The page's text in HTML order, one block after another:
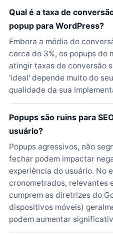
Qual é a taxa de
popup para WordPress?
Embora a média de
cerca de 3%, os popups de
atingir taxas de conversão
'ideal' depende muito do
qualidade da sua
Popups são ruins para
usuário?
Popups agressivos, não
fechar podem impactar
experiência do usuário. No
cronometrados, relevantes
cumprem as diretrizes do
dispositivos móveis)
podem aumentar